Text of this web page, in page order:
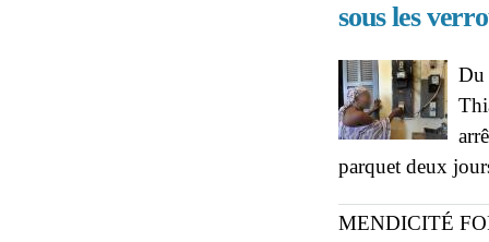
sous les
Du
parquet deux
MENDICITÉ